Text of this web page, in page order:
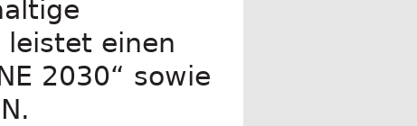
leistet einen
2030“ sowie